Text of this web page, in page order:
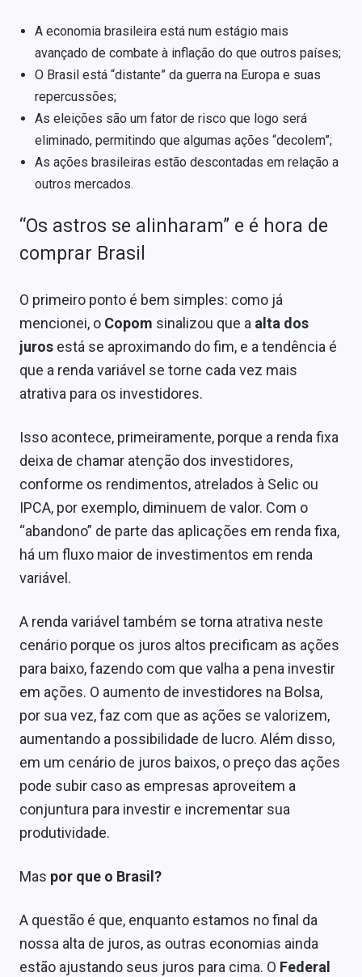
A economia brasileira está num estágio mais
avançado de combate à inflação do que outros países;
O Brasil está “distante” da guerra na Europa e suas
repercussões;
As eleições são um fator de risco que logo será
eliminado, permitindo que algumas ações “decolem”;
As ações brasileiras estão descontadas em relação a
outros mercados.
“Os astros se alinharam” e é hora de
comprar Brasil
O primeiro ponto é bem simples: como já
mencionei, o Copom sinalizou que a alta dos
juros está se aproximando do fim, e a tendência é
que a renda variável se torne cada vez mais
atrativa para os investidores.
Isso acontece, primeiramente, porque a renda fixa
deixa de chamar atenção dos investidores,
conforme os rendimentos, atrelados à Selic ou
IPCA, por exemplo, diminuem de valor. Com o
“abandono” de parte das aplicações em renda fixa,
há um fluxo maior de investimentos em renda
variável.
A renda variável também se torna atrativa neste
cenário porque os juros altos precificam as ações
para baixo, fazendo com que valha a pena investir
em ações. O aumento de investidores na Bolsa,
por sua vez, faz com que as ações se valorizem,
aumentando a possibilidade de lucro. Além disso,
em um cenário de juros baixos, o preço das ações
pode subir caso as empresas aproveitem a
conjuntura para investir e incrementar sua
produtividade.
Mas por que o Brasil?
A questão é que, enquanto estamos no final da
nossa alta de juros, as outras economias ainda
estão ajustando seus juros para cima. O Federal